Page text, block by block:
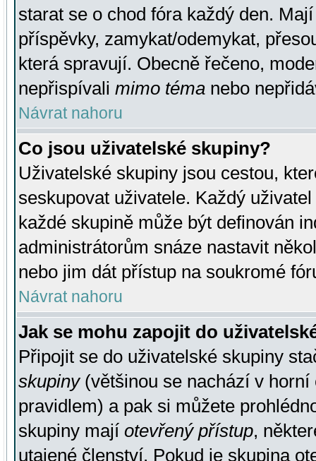
starat se o chod fóra každý den.
příspěvky, zamykat/odemykat,
která spravují. Obecně řečeno,
nepřispívali mimo téma nebo
Návrat nahoru
Co jsou uživatelské skupiny?
Uživatelské skupiny jsou cestou,
seskupovat uživatele. Každý
každé skupině může být definován
administrátorům snáze nastavit
nebo jim dát přístup na soukromé
Návrat nahoru
Jak se mohu zapojit do
Připojit se do uživatelské skupiny
skupiny(většinou se nachází v horní
pravidlem) a pak si můžete
skupiny mají otevřený přístup,
utajené členství. Pokud je skupina